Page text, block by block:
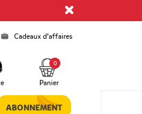
Cadeaux d’affaires
Panier
0
ABONNEMENT